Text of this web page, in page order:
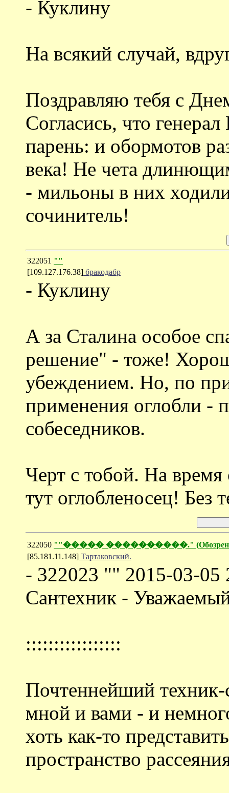
- Куклину
На всякий случай,
Поздравляю тебя с
Согласись, что
парень: и обормотов
века! Не чета
- мильоны в них
сочинитель!
322051 ""
[109.127.176.38] бракодабр
- Куклину
А за Сталина особое
решение" - тоже!
убеждением. Но, по
применения оглобли -
собеседников.
Черт с тобой. На
тут оглобленосец! Без
322050 ""����� ����������." (Обозрение
[85.181.11.148] Тартаковский.
- 322023 "" 2015-03-05
Сантехник -
:::::::::::::::::
Почтеннейший техник-
мной и вами - и
хоть как-то
пространство